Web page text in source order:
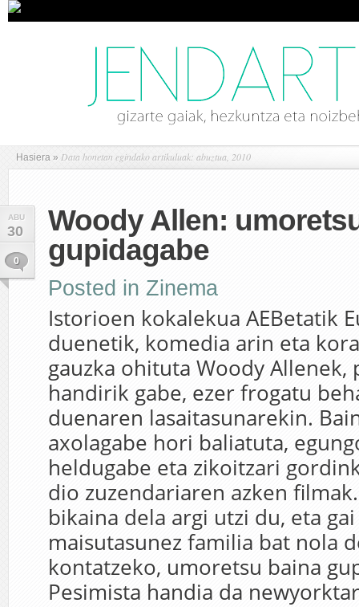
Hasiera » Data honetan egindako artikuluak: abuztua, 2010
ABU
30
0
Woody Allen:
gupidagabe
Posted in Zinema
Istorioen kokalekua AEBetatik
duenetik, komedia arin eta
gauzka ohituta Woody Allenek,
handirik gabe, ezer frogatu
duenaren lasaitasunarekin.
axolagabe hori baliatuta,
heldugabe eta zikoitzari
dio zuzendariaren azken
bikaina dela argi utzi du, eta
maisutasunez familia bat nola
kontatzeko, umoretsu baina
Pesimista handia da